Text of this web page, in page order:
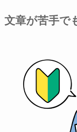
文章が苦手で